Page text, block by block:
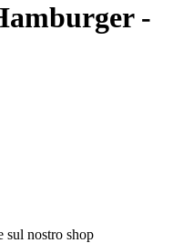
-
sul nostro shop